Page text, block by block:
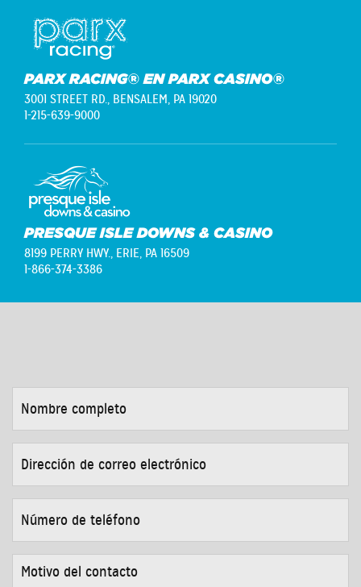
PARX RACING® EN PARX CASINO®
3001 STREET RD., BENSALEM, PA 19020
1-215-639-9000
PRESQUE ISLE DOWNS & CASINO
8199 PERRY HWY., ERIE, PA 16509
1-866-374-3386
COMPLETO *
DE
CORREO
ELECTRÓNICO *
DE
TELÉFONO *
DEL